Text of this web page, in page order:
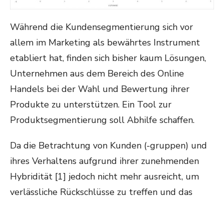
Während die Kundensegmentierung sich vor
allem im Marketing als bewährtes Instrument
etabliert hat, finden sich bisher kaum Lösungen,
Unternehmen aus dem Bereich des Online
Handels bei der Wahl und Bewertung ihrer
Produkte zu unterstützen. Ein Tool zur
Produktsegmentierung soll Abhilfe schaffen.
Da die Betrachtung von Kunden (-gruppen) und
ihres Verhaltens aufgrund ihrer zunehmenden
Hybridität [1] jedoch nicht mehr ausreicht, um
verlässliche Rückschlüsse zu treffen und das